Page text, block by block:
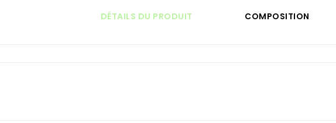
DÉTAILS DU PRODUIT COMPOSITION